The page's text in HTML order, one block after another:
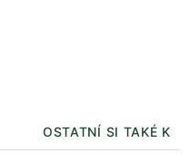
OSTATNÍ SI TAKÉ